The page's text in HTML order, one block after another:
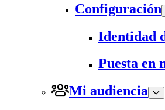
Configuración
Identidad
Puesta en
Mi audiencia